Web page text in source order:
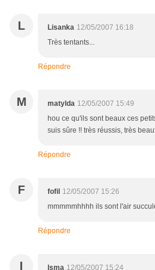
L Lisanka 12/05/2007 16:18
Très tentants...
Répondre
M matylda 12/05/2007 15:49
hou ce qu'ils sont beaux ces
suis sûre !! très réussis, très
Répondre
F fofil 12/05/2007 15:26
mmmmmhhhh ils sont l'air
Répondre
I Isma 12/05/2007 15:24